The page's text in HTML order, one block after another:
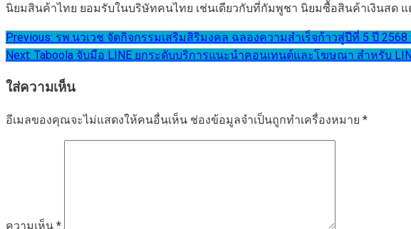
นิยมสินค้าไทย ยอมรับในบริษัทคนไทย เช่นเดียวกับที่กัมพูชา นิยมซื้อสินค้าเงินสด
แนะแนว
เรื่อง
Previous: รพ.นวเวช จัดกิจกรรมเสริมสิริมงคล ฉลองความสำเร็จก้าวสู่ปีที่ 5 ปี
Next: Taboola จับมือ LINE ยกระดับบริการแนะนำคอนเทนต์และโฆษณา สำหรับ
ใส่ความเห็น
อีเมลของคุณจะไม่แสดงให้คนอื่นเห็น ช่องข้อมูลจำเป็นถูกทำเครื่องหมาย *
ความเห็น *